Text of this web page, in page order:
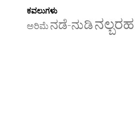
ಕವಲುಗಳು
ಅರಿಮೆನಡೆ-ನುಡಿನಲ್ಬರಹ